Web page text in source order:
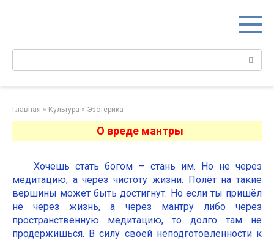
Поиск:
Главная » Культура » Эзотерика
О вреде мантры
Хочешь стать богом – стань им. Но не через
медитацию, а через чистоту жизни. Полёт на такие
вершины может быть достигнут. Но если ты пришёл
не через жизнь, а через мантру либо через
пространственную медитацию, то долго там не
продержишься. В силу своей неподготовленности к